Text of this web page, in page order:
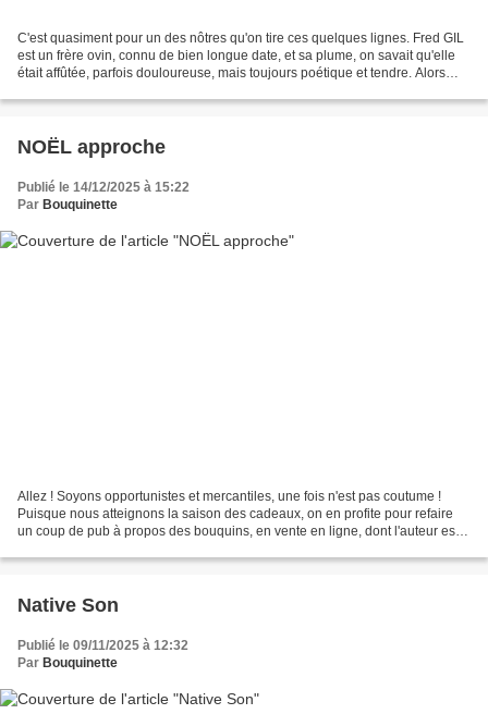
C'est quasiment pour un des nôtres qu'on tire ces quelques lignes. Fred GIL
est un frère ovin, connu de bien longue date, et sa plume, on savait qu'elle
était affûtée, parfois douloureuse, mais toujours poétique et tendre. Alors
NOËL approche
Publié le 14/12/2025 à 15:22
Par Bouquinette
Allez ! Soyons opportunistes et mercantiles, une fois n'est pas coutume !
Puisque nous atteignons la saison des cadeaux, on en profite pour refaire
un coup de pub à propos des bouquins, en vente en ligne, dont l'auteur est
Native Son
Publié le 09/11/2025 à 12:32
Par Bouquinette